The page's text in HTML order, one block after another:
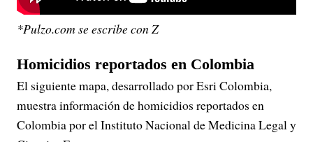
*Pulzo.com se escribe con Z
Homicidios reportados en Colombia
El siguiente mapa, desarrollado por Esri Colombia,
muestra información de homicidios reportados en
Colombia por el Instituto Nacional de Medicina Legal y